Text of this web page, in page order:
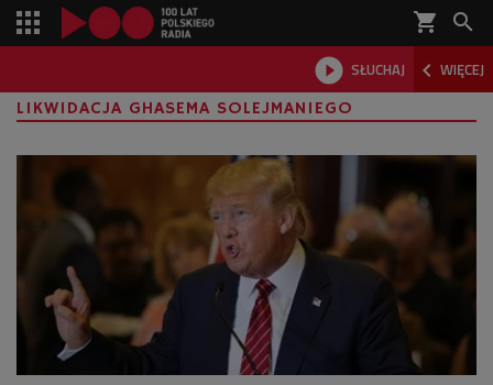
shopping_cart 
 SŁUCHAJ  WIĘCEJ

LIKWIDACJA GHASEMA SOLEJMANIEGO